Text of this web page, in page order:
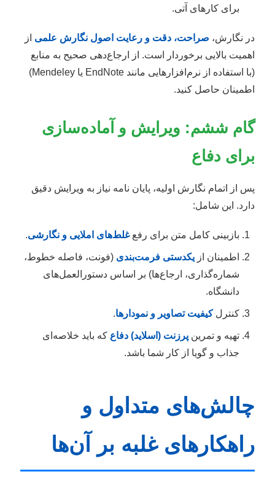
برای کارهای آتی.
در نگارش، صراحت، دقت و رعایت اصول نگارش علمی از
اهمیت بالایی برخوردار است. از ارجاع‌دهی صحیح به منابع
(با استفاده از نرم‌افزارهایی مانند EndNote یا Mendeley)
اطمینان حاصل کنید.
گام ششم: ویرایش و آماده‌سازی
برای دفاع
پس از اتمام نگارش اولیه، پایان نامه نیاز به ویرایش دقیق
دارد. این شامل:
بازبینی کامل متن برای رفعغلط‌های املایی و نگارشی.
اطمینان از یکدستی فرمت‌بندی (فونت، فاصله خطوط،
شماره‌گذاری، ارجاع‌ها) بر اساس دستورالعمل‌های
دانشگاه.
کنترلکیفیت تصاویر و نمودارها.
تهیه و تمرین پرزنت (اسلاید) دفاع که باید خلاصه‌ای
جذاب و گویا از کار شما باشد.
چالش‌های متداول و
راهکارهای غلبه بر آن‌ها